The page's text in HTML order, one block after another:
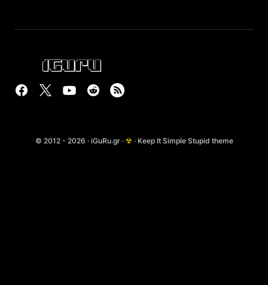
© 2012 - 2026 · iGuRu.gr · ☢ · Keep It Simple Stupid theme